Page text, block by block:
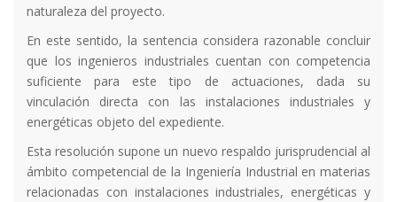
naturaleza del proyecto.
En este sentido, la sentencia considera razonable concluir
que los ingenieros industriales cuentan con competencia
suficiente para este tipo de actuaciones, dada su
vinculación directa con las instalaciones industriales y
energéticas objeto del expediente.
Esta resolución supone un nuevo respaldo jurisprudencial al
ámbito competencial de la Ingeniería Industrial en materias
relacionadas con instalaciones industriales, energéticas y